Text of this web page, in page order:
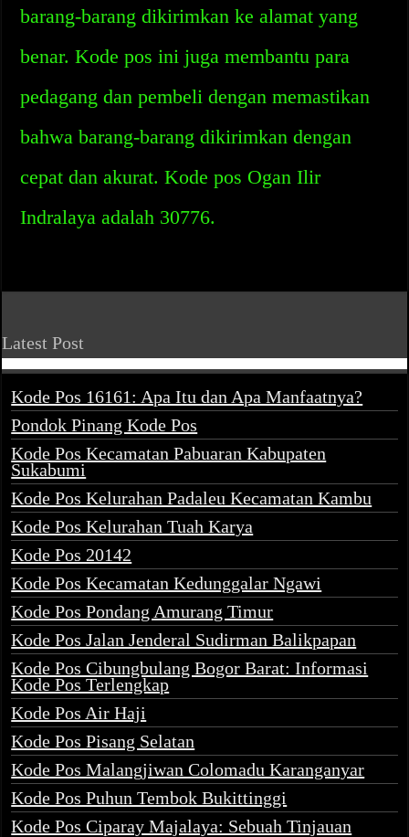
barang-barang dikirimkan ke alamat yang
benar. Kode pos ini juga membantu para
pedagang dan pembeli dengan memastikan
bahwa barang-barang dikirimkan dengan
cepat dan akurat. Kode pos Ogan Ilir
Indralaya adalah 30776.
Latest Post
Kode Pos 16161: Apa Itu dan Apa Manfaatnya?
Pondok Pinang Kode Pos
Kode Pos Kecamatan Pabuaran Kabupaten
Sukabumi
Kode Pos Kelurahan Padaleu Kecamatan Kambu
Kode Pos Kelurahan Tuah Karya
Kode Pos 20142
Kode Pos Kecamatan Kedunggalar Ngawi
Kode Pos Pondang Amurang Timur
Kode Pos Jalan Jenderal Sudirman Balikpapan
Kode Pos Cibungbulang Bogor Barat: Informasi
Kode Pos Terlengkap
Kode Pos Air Haji
Kode Pos Pisang Selatan
Kode Pos Malangjiwan Colomadu Karanganyar
Kode Pos Puhun Tembok Bukittinggi
Kode Pos Ciparay Majalaya: Sebuah Tinjauan